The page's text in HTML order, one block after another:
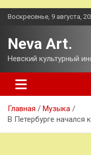
Перейти
Воскресенье, 9 августа,
Neva Art.
Невский культурный
Главная
Музыка
В Петербурге начался